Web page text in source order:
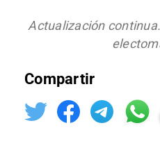
Actualización
Compartir